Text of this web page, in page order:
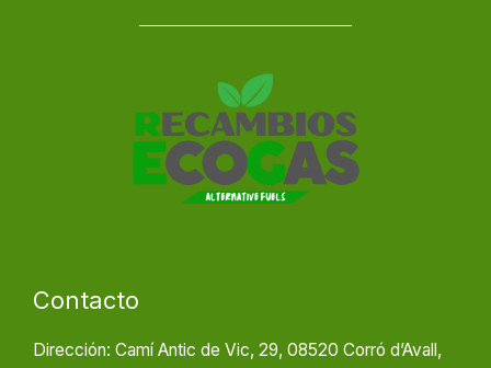
Contacto
Dirección: Camí Antic de Vic, 29, 08520 Corró d’Avall,